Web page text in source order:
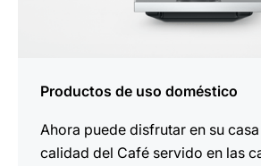
Productos de uso doméstico
Ahora puede disfrutar en su
calidad del Café servido en las